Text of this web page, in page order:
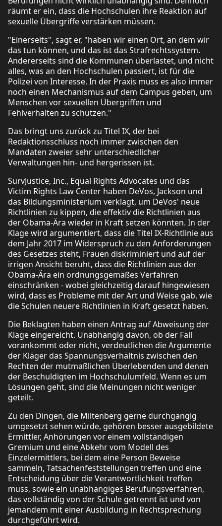
räumt er ein, dass die Hochschulen ihre Reaktion auf
sexuelle Übergriffe verstärken müssen.
"Einerseits", sagt er, "haben wir einen Ort, an dem wir
das tun können, und das ist das Strafrechtssystem.
Andererseits sind die Kommunen überlastet, und nicht
alles, was an den Hochschulen passiert, ist für die
Polizei von Interesse. In der Praxis muss es also immer
noch einen Mechanismus auf dem Campus geben, um
Menschen vor sexuellen Übergriffen und
Fehlverhalten zu schützen."
Das bringt uns zurück zu Titel IX, der bei
Redaktionsschluss noch immer zwischen den
Mandaten zweier sehr unterschiedlicher
Verwaltungen hin- und hergerissen ist.
SurvJustice, Inc., Equal Rights Advocates und das
Victim Rights Law Center haben DeVos, Jackson und
das Bildungsministerium verklagt, um DeVos' neue
Richtlinien zu kippen, die effektiv die Richtlinien aus
der Obama-Ära wieder in Kraft setzen könnten. In der
Klage wird argumentiert, dass die Titel IX-Richtlinie aus
dem Jahr 2017 im Widerspruch zu den Anforderungen
des Gesetzes steht, Frauen diskriminiert und auf der
irrigen Ansicht beruht, dass die Richtlinien aus der
Obama-Ära ein ordnungsgemäßes Verfahren
einschränken - wobei gleichzeitig darauf hingewiesen
wird, dass es Probleme mit der Art und Weise gab, wie
die Schulen neuere Richtlinien in Kraft gesetzt haben.
Die Beklagten haben einen Antrag auf Abweisung der
Klage eingereicht. Unabhängig davon, ob der Fall
vorankommt oder nicht, verdeutlichen die Argumente
der Kläger das Spannungsverhältnis zwischen den
Rechten der mutmaßlichen Überlebenden und denen
der Beschuldigten im Hochschulumfeld. Wenn es um
Lösungen geht, sind die Meinungen nicht weniger
geteilt.
Zu den Dingen, die Miltenberg gerne durchgängig
umgesetzt sehen würde, gehören besser ausgebildete
Ermittler, Anhörungen vor einem vollständigen
Gremium und eine Abkehr vom Modell des
Einzelermittlers, bei dem eine Person Beweise
sammeln, Tatsachenfeststellungen treffen und eine
Entscheidung über die Verantwortlichkeit treffen
muss, sowie ein unabhängiges Berufungsverfahren,
das vollständig von der Schule getrennt ist und von
jemandem mit einer Ausbildung in Rechtsprechung
durchgeführt wird.